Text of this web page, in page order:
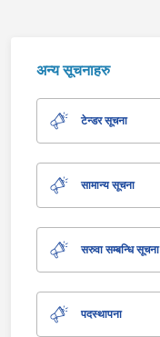
अन्य सूचनाहरु
टेन्डर सूचना
सामान्य सूचना
सरुवा सम्बन्धि सूचना
पदस्थापना